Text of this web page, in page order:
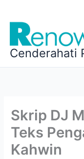
content
Cenderahati
Skrip DJ
Teks
Kahwin